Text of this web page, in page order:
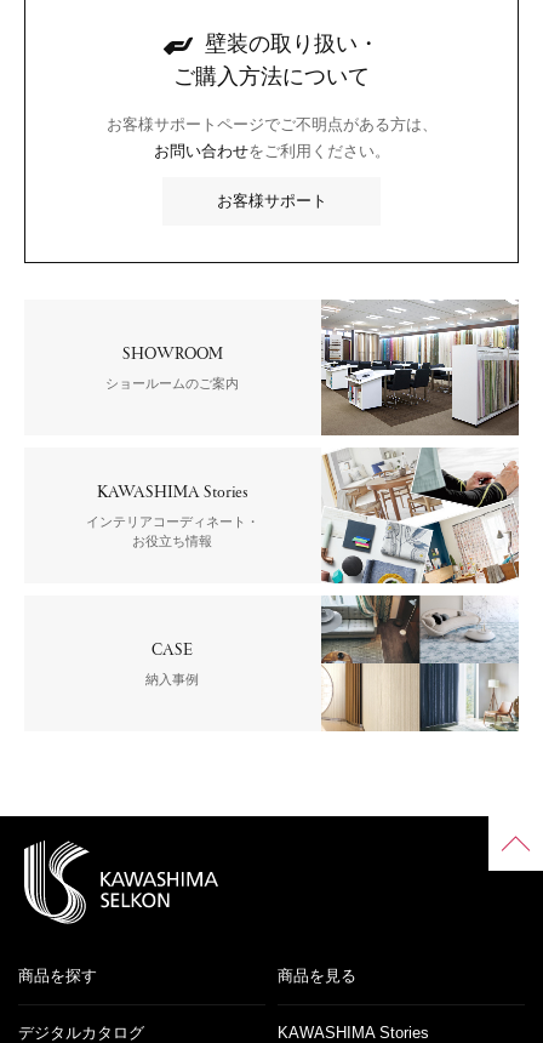
壁装の取り扱い・
ご購入方法について
お客様サポートページでご不明点がある方は、
お問い合わせをご利用ください。
お客様サポート
SHOWROOM
ショールームのご案内
KAWASHIMA Stories
インテリアコーディネート・
お役立ち情報
CASE
納入事例
商品を探す 商品を見る
デジタルカタログ KAWASHIMA Stories